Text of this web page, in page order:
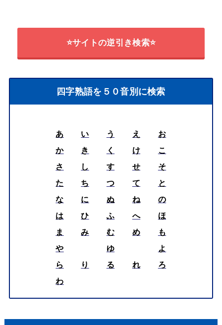
⭐サイトの逆引き検索⭐
四字熟語を５０音別に検索
あ い う え
お
か
き く け
こ
さ
し す せ
そ
た
ち つ て
と
な
に ぬ ね
の
は
ひ ふ へ
ほ
ま
み む め
も
や
ゆ
よ
ら
り る れ
ろ
わ